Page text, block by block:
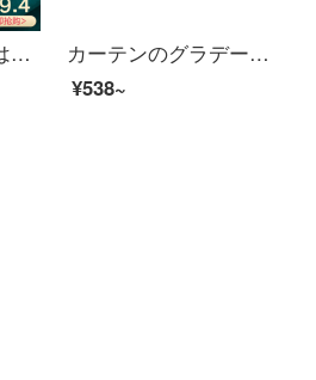
金蝉99%のカーテンは北欧の光豪華な光面を遮光しています。高精細に注文しています。寝室のカーテンにロイヤル黒い絹織物（色備考）を配置します。1メートルの材料価格（フック/穴あけ無料加工）は何メートルの撮影が必要ですか？
カーテンのグラデーションのヴェールの白い砂のグラデーション色のカーテンの紗の薄い窓の紗の生地の翻り窓のベランダの紗の半遮光のグラデーションの緑色の幅の3メートルの高さの2.7メートル
¥538~